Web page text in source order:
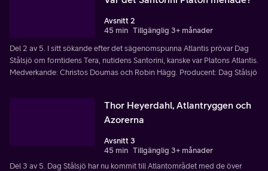
Avsnitt 2
45 min Tillgänglig 3+ månader
Del 2 av 5. I sitt sökande efter det sägenomspunna Atlantis prövar Dag
Stålsjö om forntidens Tera, nutidens Santorini, kanske var Platons Atlantis.
Medverkande: Christos Doumas och Robin Hägg. Producent: Dag Stålsjö
Thor Heyerdahl, Atlantryggen och
Azorerna
Avsnitt 3
45 min Tillgänglig 3+ månader
Del 3 av 5. Dag Stålsjö har nu kommit till Atlantområdet med de över